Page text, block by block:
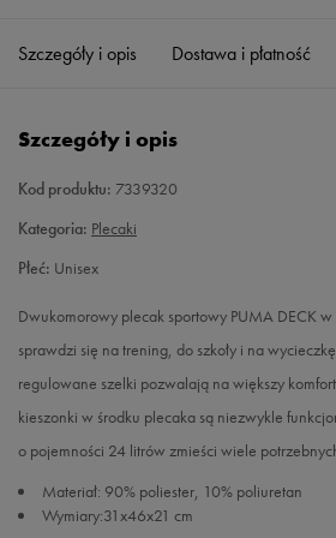
Szczegóły i opis Dostawa i płatność
Szczegóły i opis
Kod produktu: 7339320
Kategoria: Plecaki
Płeć: Unisex
Dwukomorowy plecak sportowy PUMA DECK
sprawdzi się na trening, do szkoły i na
regulowane szelki pozwalają na większy
kieszonki w środku plecaka są niezwykle
o pojemności 24 litrów zmieści wiele
Materiał: 90% poliester, 10% poliuretan
Wymiary:31x46x21 cm